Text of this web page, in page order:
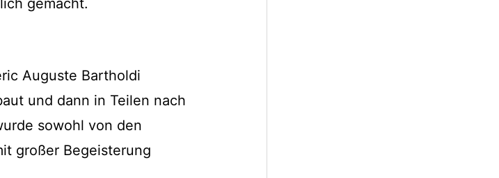
gemacht.
Auguste Bartholdi
und dann in Teilen nach
sowohl von den
großer Begeisterung